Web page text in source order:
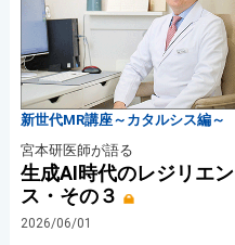
新世代MR講座～カタルシス編～
宮本研医師が語る
生成AI時代のレジリエン
ス・その３
2026/06/01